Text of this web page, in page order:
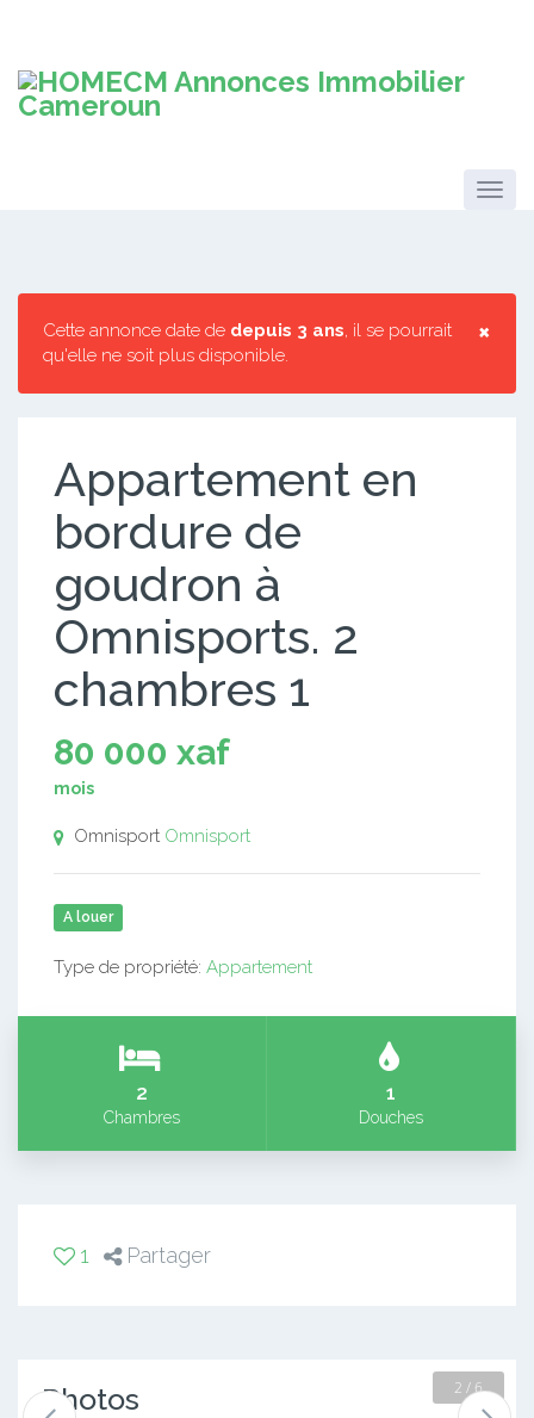
×
Cette annonce date de depuis 3 ans, il se pourrait
qu'elle ne soit plus disponible.
Appartement en
bordure de
goudron à
Omnisports. 2
chambres 1
80 000 xaf
mois
Omnisport Omnisport
A louer
Type de propriété: Appartement
2
Chambres
1
Douches
1 Partager
Photos 2 / 6